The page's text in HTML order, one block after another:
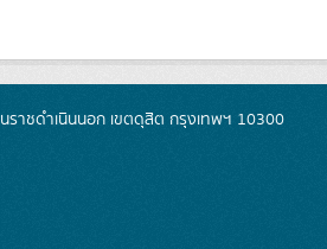
าชดำเนินนอก เขตดุสิต กรุงเทพฯ 10300